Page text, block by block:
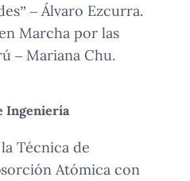
– Álvaro Ezcurra.
Marcha por las
– Mariana Chu.
Ingeniería
Técnica de
Atómica con